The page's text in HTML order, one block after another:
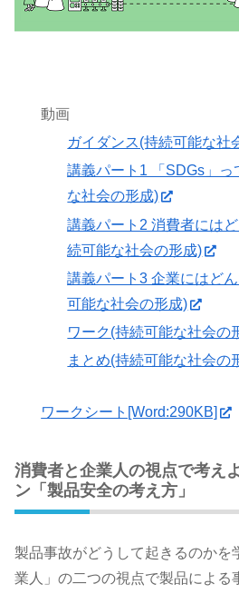
動画
ガイダンス(持続可能な社
講義パート1 「SDGs」
な社会の形成)
講義パート2 消費者には
続可能な社会の形成)
講義パート3 企業にはど
可能な社会の形成)
ワーク(持続可能な社会の
まとめ(持続可能な社会の
ワークシート[Word:290KB]
消費者と企業人の視点で考え
ン「製品安全の考え方」
製品事故がどうして起きるのかを
業人」の二つの視点で製品による